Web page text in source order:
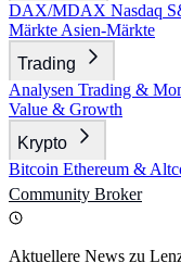
DAX/MDAX Nasdaq
Märkte Asien-Märkte
Trading
Analysen Trading &
Value & Growth
Krypto
Bitcoin Ethereum &
Community Broker
Aktuellere News zu